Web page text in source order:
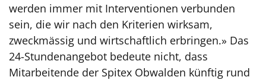
werden immer mit Interventionen verbunden
sein, die wir nach den Kriterien wirksam,
zweckmässig und wirtschaftlich erbringen.» Das
24-Stundenangebot bedeute nicht, dass
Mitarbeitende der Spitex Obwalden künftig rund